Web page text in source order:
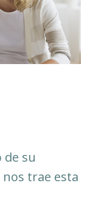
de su
trae esta